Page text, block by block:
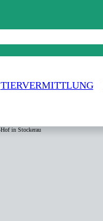
TIERVERMITTLUNG